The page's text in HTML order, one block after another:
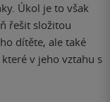
Úkol je to však
řešit složitou
dítěte, ale také
v jeho vztahu s